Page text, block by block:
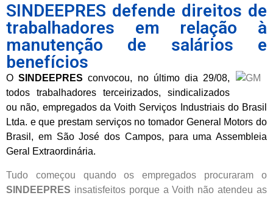
SINDEEPRES defende direitos de
trabalhadores em relação à
manutenção de salários e
benefícios
OSINDEEPRESconvocou, no último dia 29/08,
todos trabalhadores terceirizados, sindicalizados
ou não, empregados da Voith Serviços Industriais do Brasil
Ltda. e que prestam serviços no tomador General Motors do
Brasil, em São José dos Campos, para uma Assembleia
Geral Extraordinária.
Tudo começou quando os empregados procuraram o
SINDEEPRES insatisfeitos porque a Voith não atendeu as